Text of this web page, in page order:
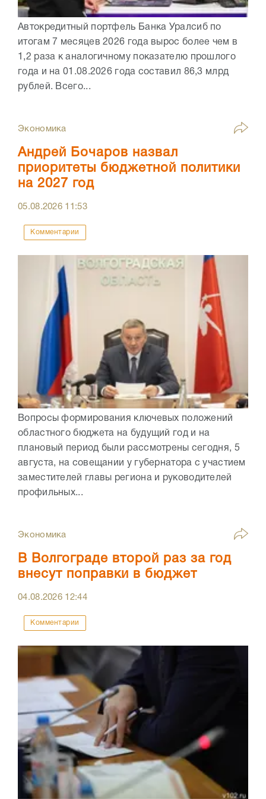
Автокредитный портфель Банка Уралсиб по
итогам 7 месяцев 2026 года вырос более чем в
1,2 раза к аналогичному показателю прошлого
года и на 01.08.2026 года составил 86,3 млрд
рублей. Всего...
Экономика
Андрей Бочаров назвал
приоритеты бюджетной политики
на 2027 год
05.08.2026 11:53
Комментарии
Вопросы формирования ключевых положений
областного бюджета на будущий год и на
плановый период были рассмотрены сегодня, 5
августа, на совещании у губернатора с участием
заместителей главы региона и руководителей
профильных...
Экономика
В Волгограде второй раз за год
внесут поправки в бюджет
04.08.2026 12:44
Комментарии